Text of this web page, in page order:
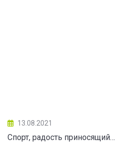
13.08.2021
Спорт, радость приносящий…